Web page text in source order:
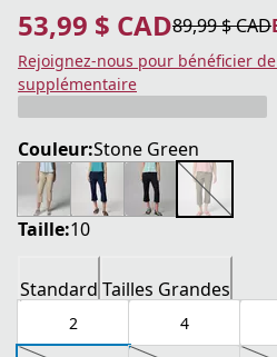
53,99 $ CAD
prix actuel 53,99 $ CAD89,99 $ CAD
prix original 89,99 $ CAD
Enregistrer 40 %
Rejoignez-nous pour bénéficier
supplémentaire
Couleur:Stone Green
Taille:10
Standard Tailles Grandes
2 4